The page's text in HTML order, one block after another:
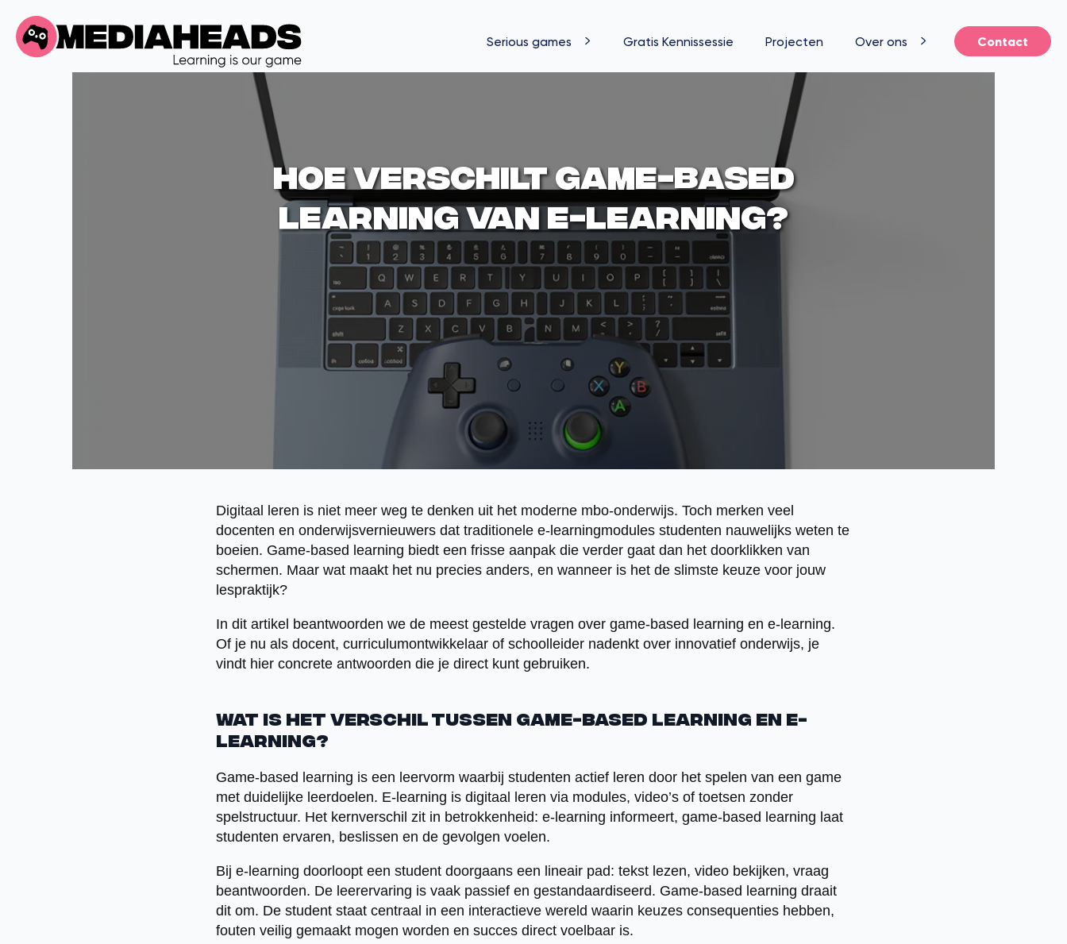
Serious games Gratis Kennissessie Projecten Over ons Contact
Hoe verschilt game-based
learning van e-learning?
Digitaal leren is niet meer weg te denken uit het moderne mbo-onderwijs. Toch merken veel
docenten en onderwijsvernieuwers dat traditionele e-learningmodules studenten nauwelijks weten te
boeien. Game-based learning biedt een frisse aanpak die verder gaat dan het doorklikken van
schermen. Maar wat maakt het nu precies anders, en wanneer is het de slimste keuze voor jouw
lespraktijk?
In dit artikel beantwoorden we de meest gestelde vragen over game-based learning en e-learning.
Of je nu als docent, curriculumontwikkelaar of schoolleider nadenkt over innovatief onderwijs, je
vindt hier concrete antwoorden die je direct kunt gebruiken.
Wat is het verschil tussen game-based learning en e-
learning?
Game-based learning is een leervorm waarbij studenten actief leren door het spelen van een game
met duidelijke leerdoelen. E-learning is digitaal leren via modules, video’s of toetsen zonder
spelstructuur. Het kernverschil zit in betrokkenheid: e-learning informeert, game-based learning laat
studenten ervaren, beslissen en de gevolgen voelen.
Bij e-learning doorloopt een student doorgaans een lineair pad: tekst lezen, video bekijken, vraag
beantwoorden. De leerervaring is vaak passief en gestandaardiseerd. Game-based learning draait
dit om. De student staat centraal in een interactieve wereld waarin keuzes consequenties hebben,
fouten veilig gemaakt mogen worden en succes direct voelbaar is.